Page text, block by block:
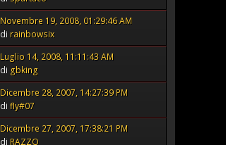
Novembre 19, 2008, 01:29:46 AM
di rainbowsix
Luglio 14, 2008, 11:11:43 AM
di gbking
Dicembre 28, 2007, 14:27:39 PM
difly#07
Dicembre 27, 2007, 17:38:21 PM
di RAZZO